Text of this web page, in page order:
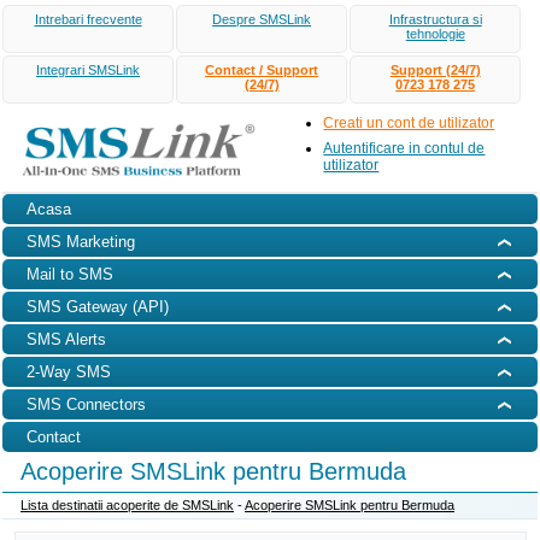
Intrebari frecvente Despre SMSLink
Infrastructura si
tehnologie
Integrari SMSLink
Contact / Support
(24/7)
Support (24/7)
0723 178 275
Creati un cont de utilizator
Autentificare in contul de
utilizator
Acasa
SMS Marketing
Mail to SMS
SMS Gateway (API)
SMS Alerts
2-Way SMS
SMS Connectors
Contact
Acoperire SMSLink pentru Bermuda
Lista destinatii acoperite de SMSLink -Acoperire SMSLink pentru Bermuda